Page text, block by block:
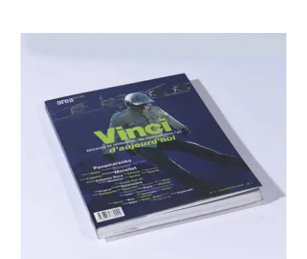
Area revue n°11 – Vinci d’aujourd’hui